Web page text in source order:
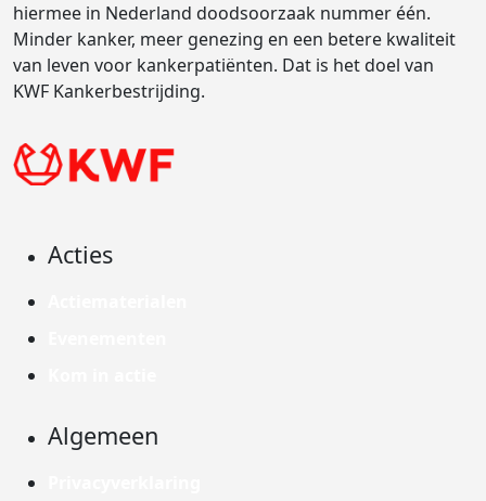
hiermee in Nederland doodsoorzaak nummer één.
Minder kanker, meer genezing en een betere kwaliteit
van leven voor kankerpatiënten. Dat is het doel van
KWF Kankerbestrijding.
Acties
Algemeen